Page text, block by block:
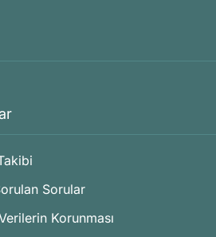
Sorular
Korunması